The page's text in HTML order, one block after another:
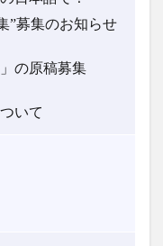
”募集のお知らせ
の原稿募集
いて